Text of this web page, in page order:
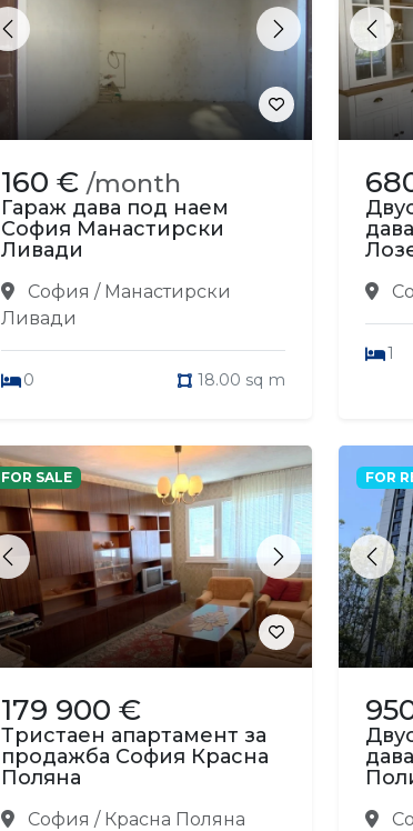
Previous Next
160 € /month
Гараж дава под наем
София Манастирски
Ливади
София / Манастирски
Ливади
0 18.00 sq m
1
Previous Next
FOR SALE
179 900 €
Тристаен апартамент за
продажба София Красна
Поляна
София / Красна Поляна
FOR